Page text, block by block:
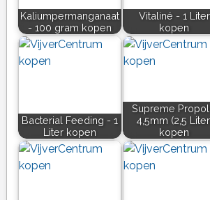
Kaliumpermanganaat
- 100 gram kopen
Vitaliné - 1 Liter
kopen
Bacterial Feeding - 1
Liter kopen
Supreme
4,5mm (2,5
kopen